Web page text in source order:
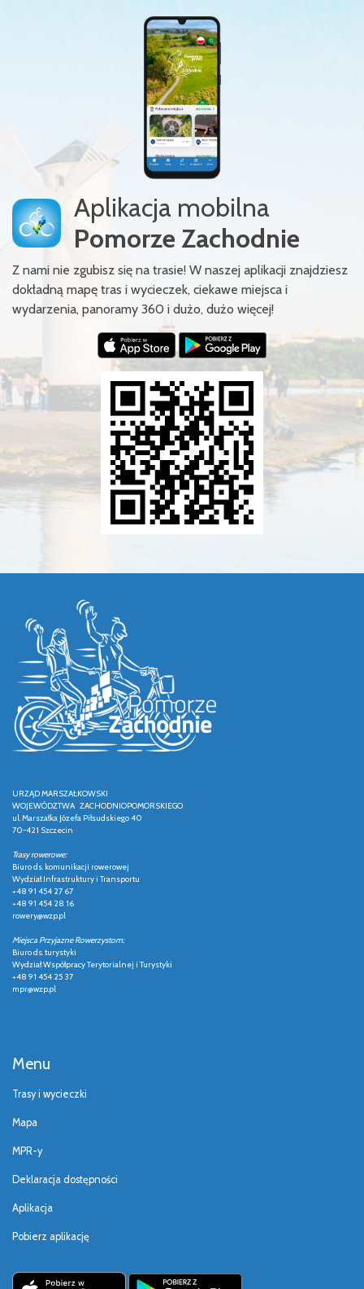
Aplikacja mobilna
Pomorze Zachodnie
Z nami nie zgubisz się na trasie! W naszej aplikacji znajdziesz
dokładną mapę tras i wycieczek, ciekawe miejsca i
wydarzenia, panoramy 360 i dużo, dużo więcej!
URZĄD MARSZAŁKOWSKI
WOJEWÓDZTWA ZACHODNIOPOMORSKIEGO
ul. Marszałka Józefa Piłsudskiego 40
70-421 Szczecin
Trasy rowerowe:
Biuro ds. komunikacji rowerowej
Wydział Infrastruktury i Transportu
+48 91 454 27 67
+48 91 454 28 16
rowery@wzp.pl
Miejsca Przyjazne Rowerzystom:
Biuro ds. turystyki
Wydział Współpracy Terytorialnej i Turystyki
+48 91 454 25 37
mpr@wzp.pl
Menu
Trasy i wycieczki
Mapa
MPR-y
Deklaracja dostępności
Aplikacja
Pobierz aplikację